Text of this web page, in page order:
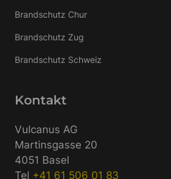
Brandschutz Chur
Brandschutz Zug
Brandschutz Schweiz
Kontakt
Vulcanus AG
Martinsgasse 20
4051 Basel
Tel +41 61 506 01 83